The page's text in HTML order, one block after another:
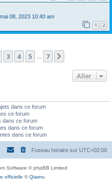
08, 2023 10:40 am
1 2
7
3 4 5 7
Aller
dans ce forum
ce forum
dans ce forum
dans ce forum
dans ce forum
Fuseau horaire sur UTC+02:00
Software © phpBB Limited
officielle ©Qiaeru